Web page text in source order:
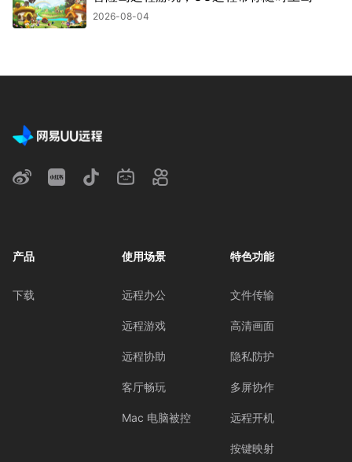
2026-08-04
产品
下载
使用场景
远程办公
远程游戏
远程协助
客厅畅玩
Mac 电脑被控
特色功能
文件传输
高清画面
隐私防护
多屏协作
远程开机
按键映射